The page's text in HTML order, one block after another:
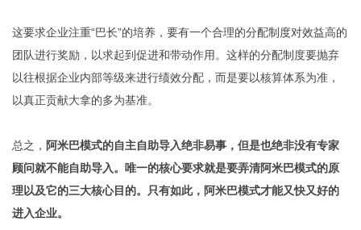
这要求企业注重“巴长”的培养，要有一个合理的分配制度对效益高的
团队进行奖励，以求起到促进和带动作用。这样的分配制度要抛弃
以往根据企业内部等级来进行绩效分配，而是要以核算体系为准，
以真正贡献大拿的多为基准。
总之， 阿米巴模式的自主自助导入绝非易事，但是也绝非没有专家
顾问就不能自助导入。唯一的核心要求就是要弄清阿米巴模式的原
理以及它的三大核心目的。只有如此，阿米巴模式才能又快又好的
进入企业。